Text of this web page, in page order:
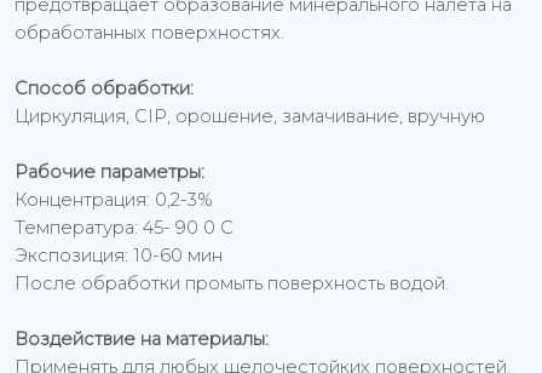
предотвращает образование минерального налета на
обработанных поверхностях.
Способ обработки:
Циркуляция, CIP, орошение, замачивание, вручную
Рабочие параметры:
Концентрация: 0,2-3%
Температура: 45- 90 0 С
Экспозиция: 10-60 мин
После обработки промыть поверхность водой.
Воздействие на материалы:
Применять для любых щелочестойких поверхностей.